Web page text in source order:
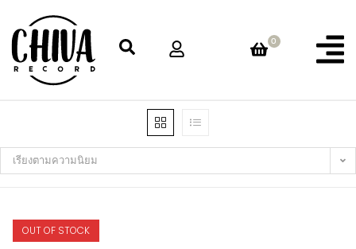
0
เรียงตามความนิยม
OUT OF STOCK